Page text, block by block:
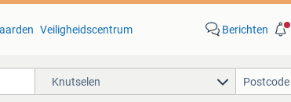
Veiligheidscentrum Berichten
Knutselen